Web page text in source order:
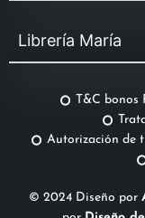
Librería María
T&C bonos
Autorización de
© 2024 Diseño por